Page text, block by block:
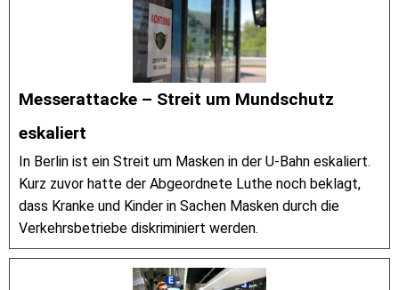
Messerattacke – Streit um Mundschutz
eskaliert
In Berlin ist ein Streit um Masken in der U-Bahn eskaliert.
Kurz zuvor hatte der Abgeordnete Luthe noch beklagt,
dass Kranke und Kinder in Sachen Masken durch die
Verkehrsbetriebe diskriminiert werden.